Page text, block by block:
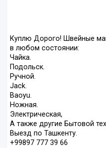
Куплю Дорого! Швейные
в любом состоянии:
Чайка.
Подольск.
Ручной.
Jack.
Baoyu.
Ножная.
Электрическая,
А также другие Бытовой
Выезд по Ташкенту.
+99897 777 39 66